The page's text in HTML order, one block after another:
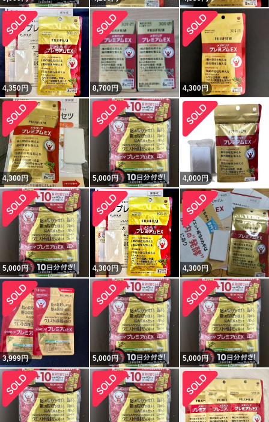
4,350円 8,700円 4,300円
4,300円 5,000円 4,000円
5,000円 4,300円 4,300円
3,999円 5,000円 5,000円